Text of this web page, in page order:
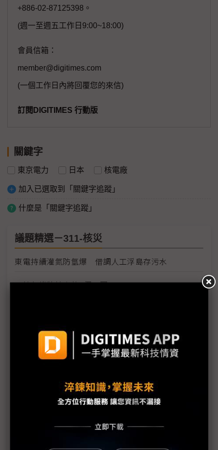
+886-02-87125398。
(週一至週五工作日9:00~18:00)
會員信箱：
member@digitimes.com
(一個工作日內將回覆您的來信)
訂閱DIGITIMES 行動版
關鍵字
東京電力 日本 核電廠
加入已選取到「關鍵字追蹤」
什麼是「關鍵字追蹤」
議題精選－311-核災
東電持續灌氮防氫爆 借調人工浮島存污水
日核危機將擴大的6個原因
IAEA：日本核安危機距終點尚遠
日本核災刺激需求有限 長期核電與再生能源結合機
日本核災挑動全球敏感神經 凸顯再生能源價值